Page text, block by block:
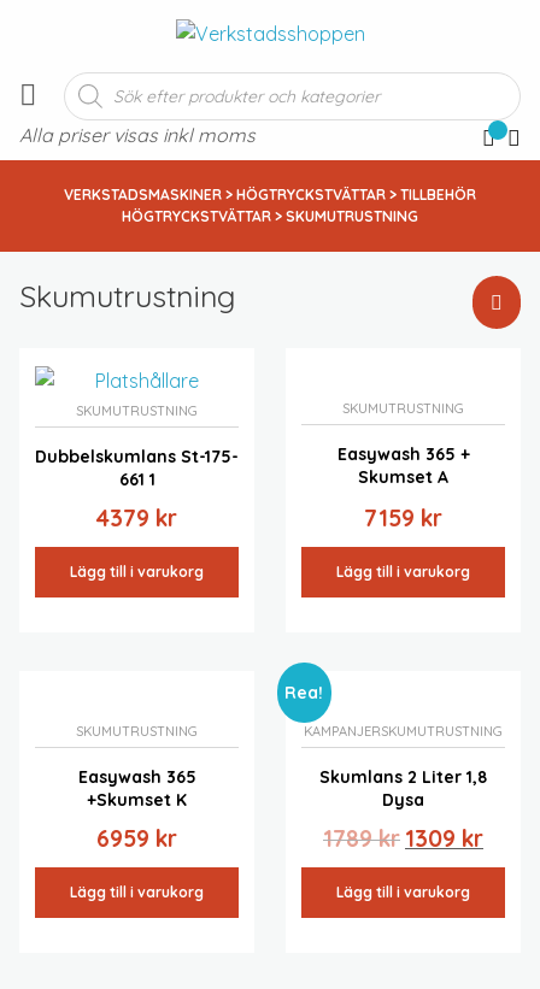
Alla priser visas inkl moms
Produktsökning
VERKSTADSMASKINER > HÖGTRYCKSTVÄTTAR > TILLBEHÖR
HÖGTRYCKSTVÄTTAR > SKUMUTRUSTNING
Skumutrustning
Sortera efter senast
Sortera efter pris: lågt till högt
Sortera efter pris: högt till lågt
SKUMUTRUSTNING
Dubbelskumlans St-175-
661 1
4379 kr
Lägg till i varukorg
SKUMUTRUSTNING
Easywash 365 +
Skumset A
7159 kr
Lägg till i varukorg
SKUMUTRUSTNING
Easywash 365
+skumset K
6959 kr
Lägg till i varukorg
Rea!
KAMPANJERSKUMUTRUSTNING
Skumlans 2 Liter 1,8
Dysa
1789kr Det
ursprungliga
priset
var:
1309 krDet
är:
Lägg till i varukorg